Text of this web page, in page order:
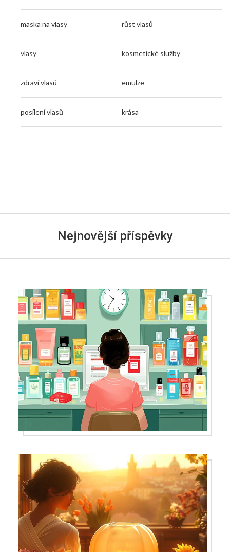
maska na vlasy růst vlasů
vlasy kosmetické služby
zdraví vlasů emulze
posílení vlasů krása
Nejnovější příspěvky